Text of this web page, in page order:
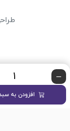
افزودن به